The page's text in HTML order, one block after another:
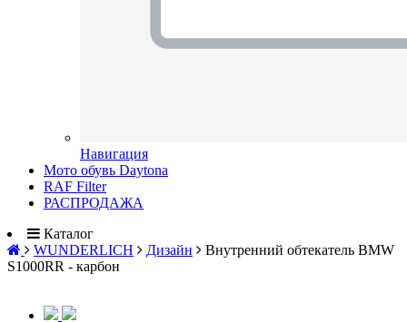
Навигация
Мото обувь Daytona
RAF Filter
РАСПРОДАЖА
Каталог
WUNDERLICH
Дизайн
Внутренний обтекатель BMW
S1000RR - карбон